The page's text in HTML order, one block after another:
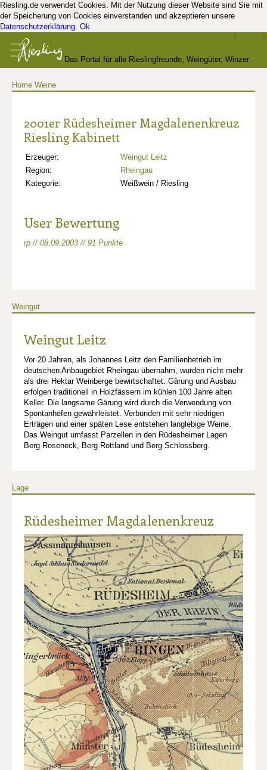
Riesling.de verwendet Cookies. Mit der Nutzung dieser Website sind Sie mit
der Speicherung von Cookies einverstanden und akzeptieren unsere
Datenschutzerklärung. Ok
Das Portal für alle Rieslingfreunde, Weingüter, Winzer
Home Weine
2001er Rüdesheimer Magdalenenkreuz
Riesling Kabinett
Erzeuger:
Weingut Leitz
Region:
Rheingau
Kategorie:
Weißwein / Riesling
User Bewertung
rp // 08.09.2003 // 91 Punkte
Weingut
Weingut Leitz
Vor 20 Jahren, als Johannes Leitz den Familienbetrieb im
deutschen Anbaugebiet Rheingau übernahm, wurden nicht mehr
als drei Hektar Weinberge bewirtschaftet. Gärung und Ausbau
erfolgen traditionell in Holzfässern im kühlen 100 Jahre alten
Keller. Die langsame Gärung wird durch die Verwendung von
Spontanhefen gewährleistet. Verbunden mit sehr niedrigen
Erträgen und einer späten Lese entstehen langlebige Weine.
Das Weingut umfasst Parzellen in den Rüdesheimer Lagen
Berg Roseneck, Berg Rottland und Berg Schlossberg.
Lage
Rüdesheimer Magdalenenkreuz